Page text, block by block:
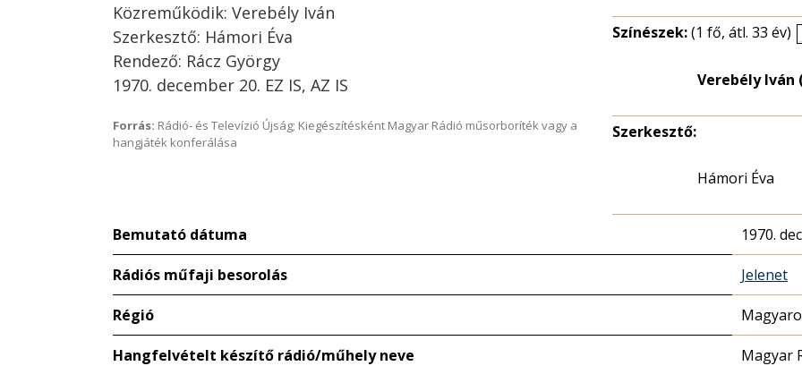
Közreműködik: Verebély Iván
Szerkesztő: Hámori Éva
Rendező: Rácz György
1970. december 20. EZ IS, AZ IS
Forrás: Rádió- és Televízió Újság; Kiegészítésként Magyar Rádió műsorboríték vagy a
hangjáték konferálása
Színészek:(1 fő, átl. 33 év)
Verebély Iván
Szerkesztő:
Hámori Éva
Bemutató dátuma 1970.
Rádiós műfaji besorolás Jelenet
Régió
Hangfelvételt készítő rádió/műhely neve Magyar